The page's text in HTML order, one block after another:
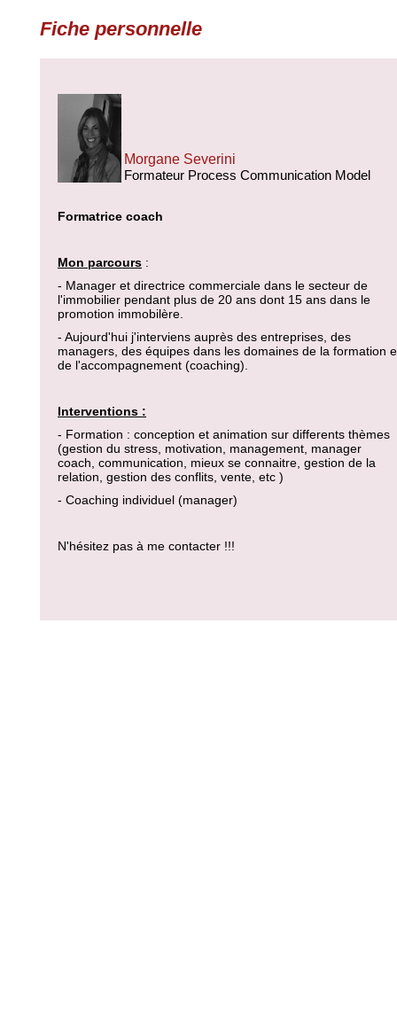
Fiche personnelle
Morgane Severini
Formateur Process Communication Model
Formatrice coach
Mon parcours :
- Manager et directrice commerciale dans le secteur de
l'immobilier pendant plus de 20 ans dont 15 ans dans le
promotion immobilère.
- Aujourd'hui j'interviens auprès des entreprises, des
managers, des équipes dans les domaines de la formation
de l'accompagnement (coaching).
Interventions :
- Formation : conception et animation sur differents thèmes
(gestion du stress, motivation, management, manager
coach, communication, mieux se connaitre, gestion de la
relation, gestion des conflits, vente, etc )
- Coaching individuel (manager)
N'hésitez pas à me contacter !!!